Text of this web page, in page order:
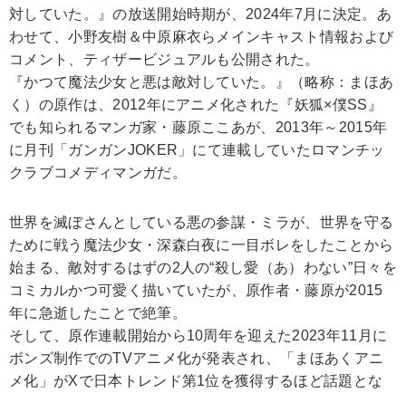
対していた。』の放送開始時期が、2024年7月に決定。あ
わせて、小野友樹＆中原麻衣らメインキャスト情報および
コメント、ティザービジュアルも公開された。
『かつて魔法少女と悪は敵対していた。』（略称：まほあ
く）の原作は、2012年にアニメ化された『妖狐×僕SS』
でも知られるマンガ家・藤原ここあが、2013年～2015年
に月刊「ガンガンJOKER」にて連載していたロマンチッ
クラブコメディマンガだ。
世界を滅ぼさんとしている悪の参謀・ミラが、世界を守る
ために戦う魔法少女・深森白夜に一目ボレをしたことから
始まる、敵対するはずの2人の“殺し愛（あ）わない”日々を
コミカルかつ可愛く描いていたが、原作者・藤原が2015
年に急逝したことで絶筆。
そして、原作連載開始から10周年を迎えた2023年11月に
ボンズ制作でのTVアニメ化が発表され、「まほあくアニ
メ化」がXで日本トレンド第1位を獲得するほど話題とな